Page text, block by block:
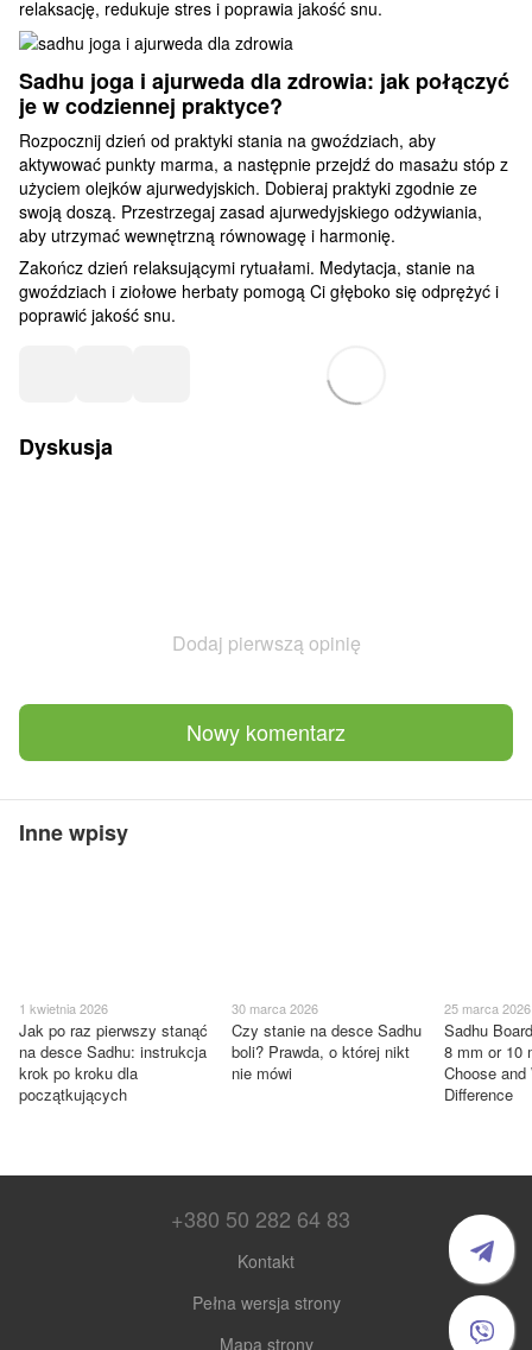
relaksację, redukuje stres i poprawia jakość snu.
Sadhu joga i ajurweda dla zdrowia: jak połączyć
je w codziennej praktyce?
Rozpocznij dzień od praktyki stania na gwoździach, aby
aktywować punkty marma, a następnie przejdź do masażu stóp z
użyciem olejków ajurwedyjskich. Dobieraj praktyki zgodnie ze
swoją doszą. Przestrzegaj zasad ajurwedyjskiego odżywiania,
aby utrzymać wewnętrzną równowagę i harmonię.
Zakończ dzień relaksującymi rytuałami. Medytacja, stanie na
gwoździach i ziołowe herbaty pomogą Ci głęboko się odprężyć i
poprawić jakość snu.
Dyskusja
Dodaj pierwszą opinię
Nowy komentarz
Inne wpisy
1 kwietnia 2026
Jak po raz pierwszy stanąć
na desce Sadhu: instrukcja
krok po kroku dla
początkujących
30 marca 2026
Czy stanie na desce Sadhu
boli? Prawda, o której nikt
nie mówi
25 marca 2026
Sadhu
8 mm or
Choose and
Difference
+380 50 282 64 83
Kontakt
Pełna wersja strony
Mapa strony